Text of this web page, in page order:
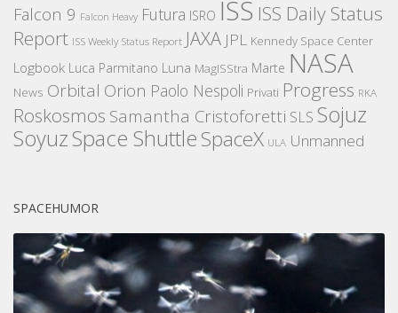
Falcon 9 Falcon Heavy Futura ISRO ISS ISS Daily Status
Report ISS Weekly Status Report JAXA JPL Kennedy Space Center
Logbook Luca Parmitano Luna MagISStra Marte NASA
News Orbital Orion Paolo Nespoli Privati Progress RKA
Roskosmos Samantha Cristoforetti SLS Sojuz
SoyuzSpace ShuttleSpaceX ULA Unmanned
SPACEHUMOR